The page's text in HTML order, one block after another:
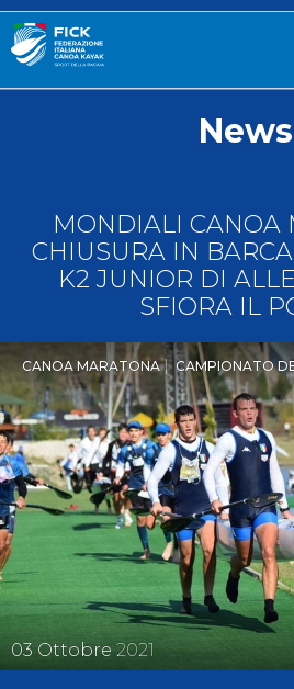
News
MONDIALI CANOA
CHIUSURA IN
K2 JUNIOR DI
SFIORA IL
03Ottobre2021
CANOA MARATONA CAMPIONATO